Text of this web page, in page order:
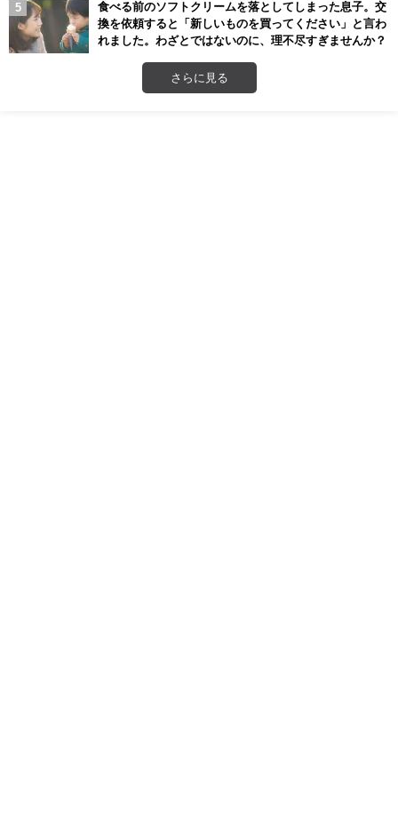
食べる前のソフトクリームを落としてしまった息子。交
換を依頼すると「新しいものを買ってください」と言わ
れました。わざとではないのに、理不尽すぎませんか？
さらに見る